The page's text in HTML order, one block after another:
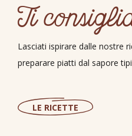
Ti
Lasciati ispirare dalle nostre
preparare piatti dal sapore
LE RICETTE